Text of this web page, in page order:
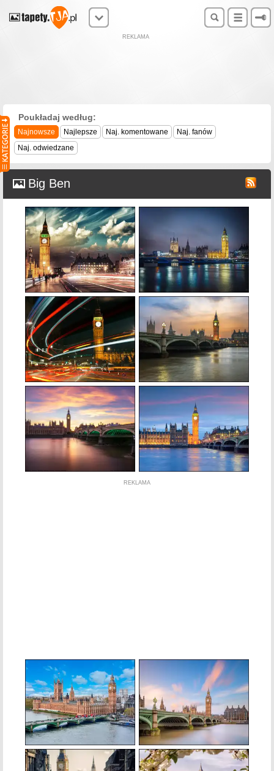
REKLAMA
Poukładaj według:
Najnowsze Najlepsze Naj. komentowane
Naj. fanów
Naj. odwiedzane
Big Ben
REKLAMA